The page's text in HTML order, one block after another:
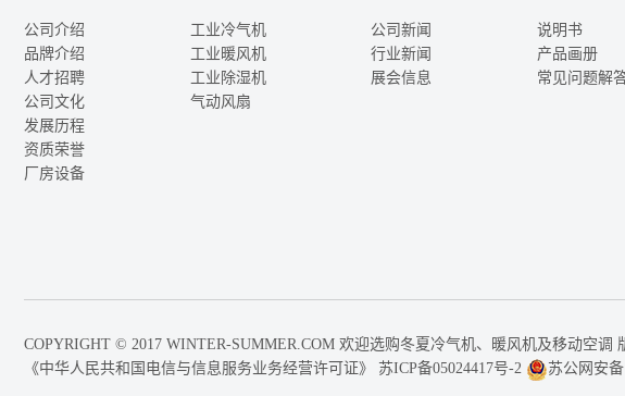
公司介绍
品牌介绍
人才招聘
公司文化
发展历程
资质荣誉
厂房设备
工业冷气机
工业暖风机
工业除湿机
气动风扇
公司新闻
行业新闻
展会信息
说明书
产品画册
常见问题解
COPYRIGHT © 2017 WINTER-SUMMER.COM 欢迎选购冬夏冷气机、暖风机及移动空调
《中华人民共和国电信与信息服务业务经营许可证》 苏ICP备05024417号-2 苏公网安备